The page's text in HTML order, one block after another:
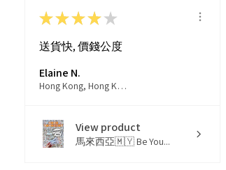
★★★★ ★
送貨快, 價錢公度
Elaine N.
Hong Kong, Hong Kong
View product
馬來西亞🇲🇾 Be You...